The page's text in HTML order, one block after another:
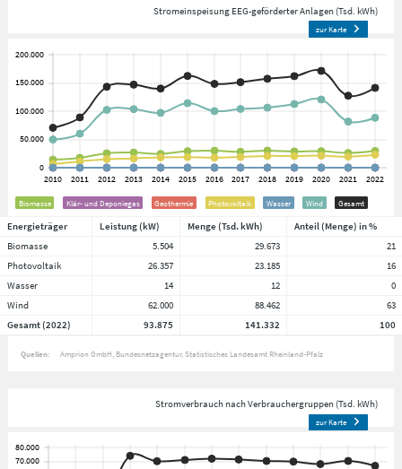
Stromeinspeisung EEG-geförderter Anlagen (Tsd. kWh)
zur Karte
Biomasse Klär- und Deponiegas Geothermie Photovoltaik Wasser Wind Gesamt
Energieträger Leistung (kW) Menge (Tsd. kWh)
Anteil (Menge) in %
Biomasse
5.504 29.673
21
Photovoltaik
26.357 23.185
16
Wasser
14 12
0
Wind
62.000 88.462
63
Gesamt (2022)
93.875 141.332 100
Quellen: Amprion GmbH Bundesnetzagentur Statistisches Landesamt Rheinland-Pfalz
Stromverbrauch nach Verbrauchergruppen (Tsd. kWh)
zur Karte